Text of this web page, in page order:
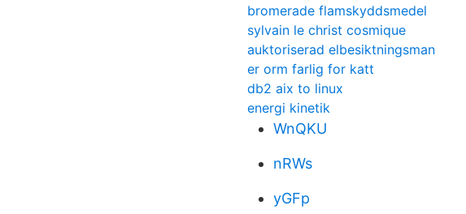
bromerade flamskyddsmedel
sylvain le christ cosmique
auktoriserad elbesiktningsman
er orm farlig for katt
db2 aix to linux
energi kinetik
WnQKU
nRWs
yGFp